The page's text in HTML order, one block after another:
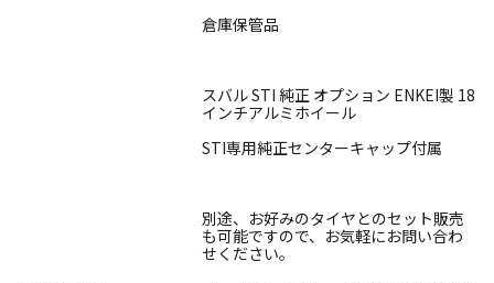
倉庫保管品
スバル STI 純正 オプション ENKEI製 18
インチアルミホイール
STI専用純正センターキャップ付属
別途、お好みのタイヤとのセット販売
も可能ですので、お気軽にお問い合わ
せください。